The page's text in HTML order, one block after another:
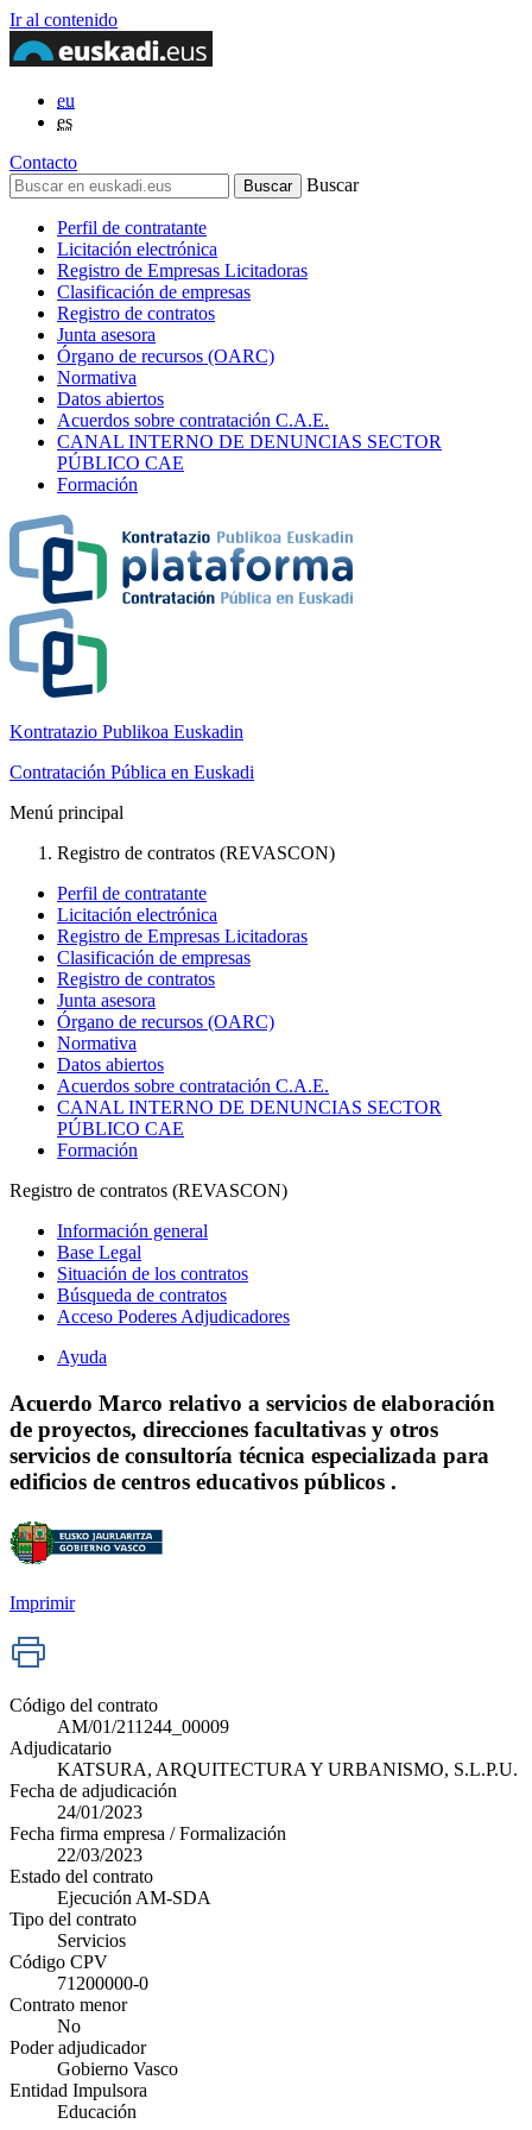
Ir al contenido
eu
es
Contacto
Buscar
Perfil de contratante
Licitación electrónica
Registro de Empresas Licitadoras
Clasificación de empresas
Registro de contratos
Junta asesora
Órgano de recursos (OARC)
Normativa
Datos abiertos
Acuerdos sobre contratación C.A.E.
CANAL INTERNO DE DENUNCIAS SECTOR
PÚBLICO CAE
Formación
Kontratazio Publikoa Euskadin
Contratación Pública en Euskadi
Menú principal
Registro de contratos (REVASCON)
Perfil de contratante
Licitación electrónica
Registro de Empresas Licitadoras
Clasificación de empresas
Registro de contratos
Junta asesora
Órgano de recursos (OARC)
Normativa
Datos abiertos
Acuerdos sobre contratación C.A.E.
CANAL INTERNO DE DENUNCIAS SECTOR
PÚBLICO CAE
Formación
Registro de contratos (REVASCON)
Información general
Base Legal
Situación de los contratos
Búsqueda de contratos
Acceso Poderes Adjudicadores
Ayuda
Acuerdo Marco relativo a servicios de elaboración
de proyectos, direcciones facultativas y otros
servicios de consultoría técnica especializada para
edificios de centros educativos públicos .
Imprimir
Código del contrato
AM/01/211244_00009
Adjudicatario
KATSURA, ARQUITECTURA Y URBANISMO, S.L.P.U.
Fecha de adjudicación
24/01/2023
Fecha firma empresa / Formalización
22/03/2023
Estado del contrato
Ejecución AM-SDA
Tipo del contrato
Servicios
Código CPV
71200000-0
Contrato menor
No
Poder adjudicador
Gobierno Vasco
Entidad Impulsora
Educación